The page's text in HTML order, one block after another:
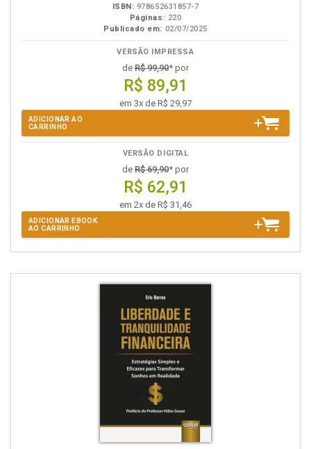
ISBN: 978652631857-7
Páginas: 220
Publicado em: 02/07/2025
VERSÃO IMPRESSA
de R$ 99,90* por
R$ 89,91
em 3x de R$ 29,97
ADICIONAR AO
CARRINHO
VERSÃO DIGITAL
de R$ 69,90* por
R$ 62,91
em 2x de R$ 31,46
ADICIONAR EBOOK
AO CARRINHO